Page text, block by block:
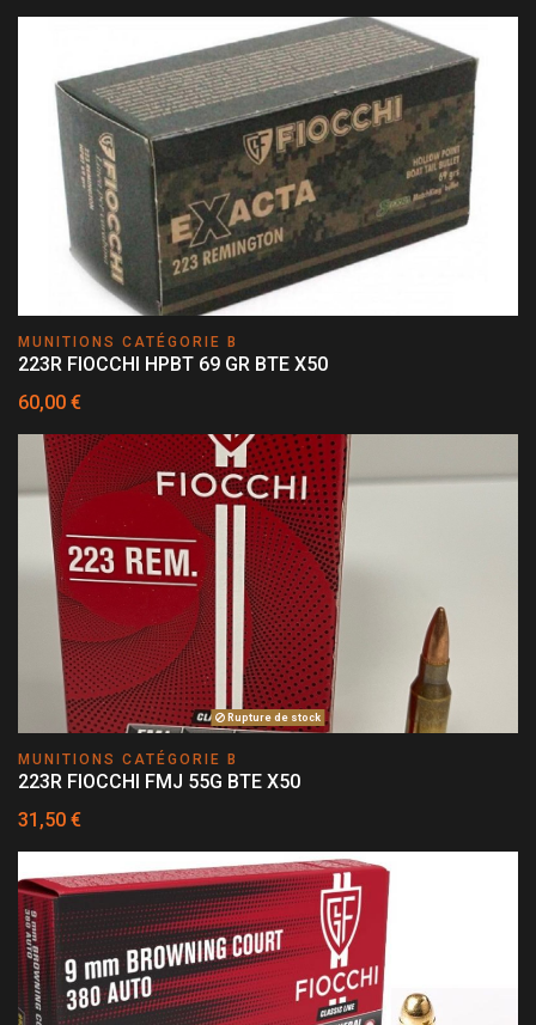
MUNITIONS CATÉGORIE B
223R FIOCCHI HPBT 69 GR BTE X50
60,00 €
Rupture de stock
MUNITIONS CATÉGORIE B
223R FIOCCHI FMJ 55G BTE X50
31,50 €